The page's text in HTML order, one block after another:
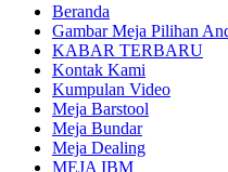
Beranda
Gambar Meja Pilihan
KABAR TERBARU
Kontak Kami
Kumpulan Video
Meja Barstool
Meja Bundar
Meja Dealing
MEJA IBM